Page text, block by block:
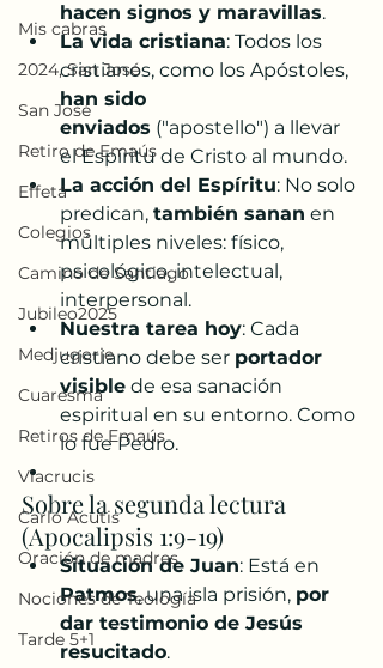
Mis cabras
2024, San José
San José
Retiro de Emaús
Effetá
Colegios
Camino de Santiago
Jubileo2025
Medjugorje
Cuaresma
Retiros de Emaús
Viacrucis
Carlo Acutis
Oración de madres
Nociones de Teología
Tarde 5+1
hacen signos y maravillas.
La vida cristiana: Todos los
cristianos, como los Apóstoles,
han sido
enviados ("apostello") a llevar
el Espíritu de Cristo al mundo.
La acción del Espíritu: No solo
predican, también sanan en
múltiples niveles: físico,
psicológico, intelectual,
interpersonal.
Nuestra tarea hoy: Cada
cristiano debe ser portador
visible de esa sanación
espiritual en su entorno. Como
lo fue Pedro.
Sobre la segunda lectura
(Apocalipsis 1:9-19)
Situación de Juan: Está en
Patmos, una isla prisión, por
dar testimonio de Jesús
resucitado.